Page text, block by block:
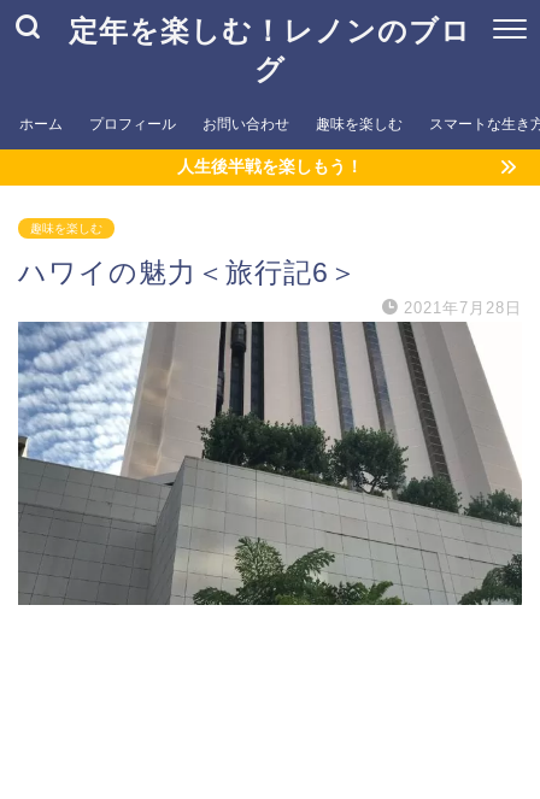
定年を楽しむ！レノンのブロ
グ
ホーム プロフィール お問い合わせ 趣味を楽しむ スマートな生き
人生後半戦を楽しもう！
趣味を楽しむ
ハワイの魅力＜旅行記6＞
2021年7月28日